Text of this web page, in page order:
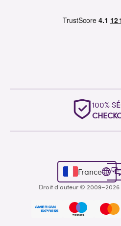
100%
France
Droit d'auteur © 2009–2026